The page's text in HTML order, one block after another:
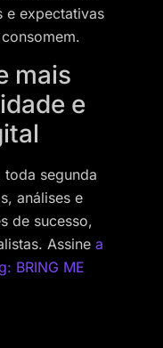
e expectativas
mais
e
toda segunda
análises e
de sucesso,
Assine a
BRING ME